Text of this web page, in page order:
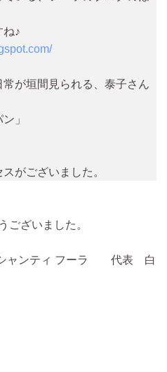
ね♪
が垣間見られる、泰子さん
」
がございました。
ございました。
フーラ 代表 白